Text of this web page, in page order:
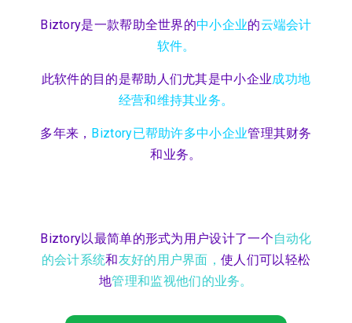
Biztory是一款帮助全世界的中小企业的云端会计
软件。
此软件的目的是帮助人们尤其是中小企业成功地
经营和维持其业务。
多年来， Biztory已帮助许多中小企业管理其财务
和业务。
Biztory以最简单的形式为用户设计了一个自动化
的会计系统和友好的用户界面，使人们可以轻松
地管理和监视他们的业务。